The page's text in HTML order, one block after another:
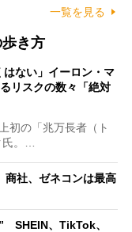
一覧を見る
き方
はない」イーロン・マ
リスクの数々「絶対
初の「兆万長者（ト
。…
商社、ゼネコンは最高
SHEIN、TikTok、